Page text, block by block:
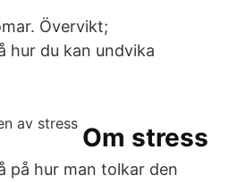
Övervikt;
hur du kan undvika
Om stress
på hur man tolkar den